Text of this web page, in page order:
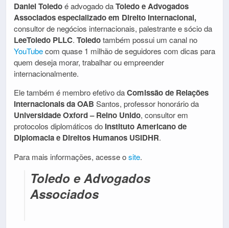
Daniel Toledoé advogado daToledo e Advogados
Associados especializado em Direito Internacional,
consultor de negócios internacionais, palestrante e sócio da
LeeToledo PLLC. Toledotambém possui um canal no
YouTubecom quase 1 milhão de seguidores com dicas para
quem deseja morar, trabalhar ou empreender
internacionalmente.
Ele também é membro efetivo daComissão de Relações
Internacionais da OAB Santos, professor honorário da
Universidade Oxford – Reino Unido, consultor em
protocolos diplomáticos do Instituto Americano de
Diplomacia e Direitos Humanos USIDHR.
Para mais informações, acesse osite.
Toledo e Advogados
Associados